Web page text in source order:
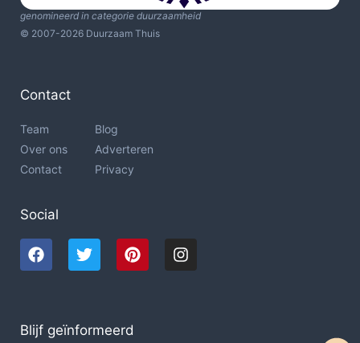
genomineerd in categorie duurzaamheid
© 2007-2026 Duurzaam Thuis
Contact
Team
Over ons
Contact
Blog
Adverteren
Privacy
Social
Blijf geïnformeerd